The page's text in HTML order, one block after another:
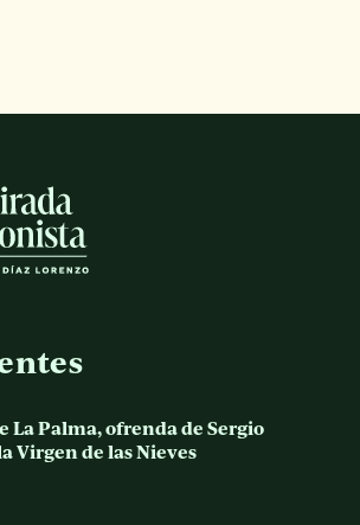
La Palma, ofrenda de Sergio
Virgen de las Nieves